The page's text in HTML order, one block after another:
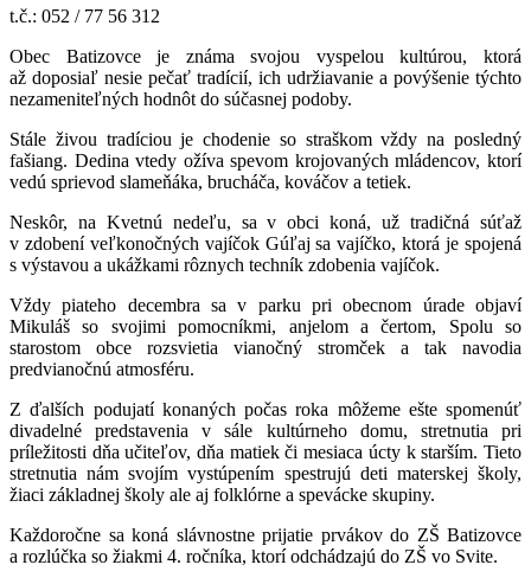
t.č.: 052 / 77 56 312
Obec Batizovce je známa svojou vyspelou kultúrou, ktorá
až doposiaľ nesie pečať tradícií, ich udržiavanie a povýšenie týchto
nezameniteľných hodnôt do súčasnej podoby.
Stále živou tradíciou je chodenie so straškom vždy na posledný
fašiang. Dedina vtedy ožíva spevom krojovaných mládencov, ktorí
vedú sprievod slameňáka, brucháča, kováčov a tetiek.
Neskôr, na Kvetnú nedeľu, sa v obci koná, už tradičná súťaž
v zdobení veľkonočných vajíčok Gúľaj sa vajíčko, ktorá je spojená
s výstavou a ukážkami rôznych techník zdobenia vajíčok.
Vždy piateho decembra sa v parku pri obecnom úrade objaví
Mikuláš so svojimi pomocníkmi, anjelom a čertom, Spolu so
starostom obce rozsvietia vianočný stromček a tak navodia
predvianočnú atmosféru.
Z ďalších podujatí konaných počas roka môžeme ešte spomenúť
divadelné predstavenia v sále kultúrneho domu, stretnutia pri
príležitosti dňa učiteľov, dňa matiek či mesiaca úcty k starším. Tieto
stretnutia nám svojím vystúpením spestrujú deti materskej školy,
žiaci základnej školy ale aj folklórne a spevácke skupiny.
Každoročne sa koná slávnostne prijatie prvákov do ZŠ Batizovce
a rozlúčka so žiakmi 4. ročníka, ktorí odchádzajú do ZŠ vo Svite.